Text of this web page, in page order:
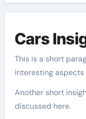
Cars
This is a short
interesting aspects
Another short
discussed here.